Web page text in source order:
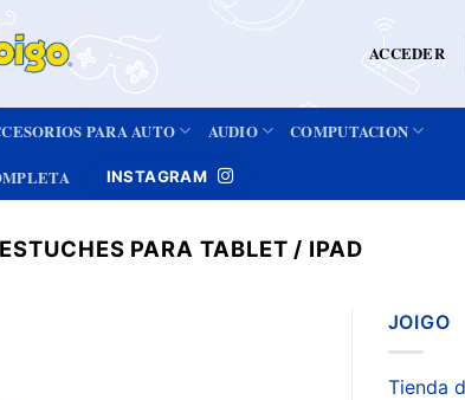
ACCEDER
PARA AUTO AUDIO COMPUTACION
INSTAGRAM
ESTUCHES PARA TABLET / IPAD
JOIGO
Tienda